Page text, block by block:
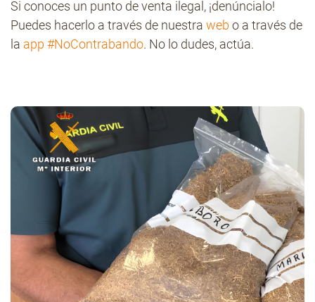
Si conoces un punto de venta ilegal, ¡denúncialo!
Puedes hacerlo a través de nuestra web o a través de
la app #NoContrabando. No lo dudes, actúa.